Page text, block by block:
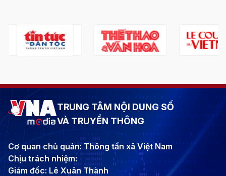
TRUNG TÂM NỘI DUNG SỐ
VÀ TRUYỀN THÔNG
Cơ quan chủ quản: Thông tấn xã Việt Nam
Chịu trách nhiệm:
Giám đốc: Lê Xuân Thành